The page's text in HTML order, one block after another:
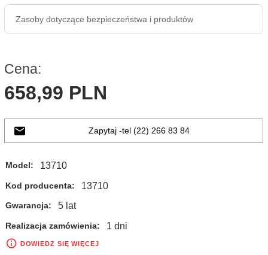
Zasoby dotyczące bezpieczeństwa i produktów
Cena:
658,99 PLN
Zapytaj -tel (22) 266 83 84
Model: 13710
Kod producenta: 13710
Gwarancja: 5 lat
Realizacja zamówienia: 1 dni
DOWIEDZ SIĘ WIĘCEJ